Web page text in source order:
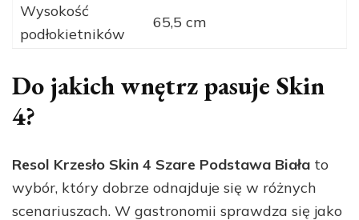
Wysokość
podłokietników
65,5 cm
Do jakich wnętrz pasuje Skin
4?
Resol Krzesło Skin 4 Szare Podstawa Biała to
wybór, który dobrze odnajduje się w różnych
scenariuszach. W gastronomii sprawdza się jako